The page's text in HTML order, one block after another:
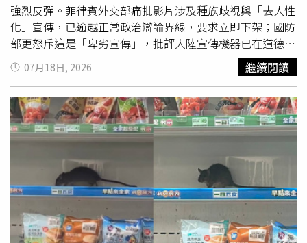
始終沒有起疑。基拉透露，傑米甚至曾在她不在場的情況
下，獨自抱著那具仿真娃娃前往父母家探望家人，車程約20
分鐘，當時現場所有人都相信那是真正的新生兒，沒有任何
人察覺異狀。她因此直言，如果真的有人最有機會發現真
相，「那應該就是傑米，而不是其他人」。隨著時間推移，
騙局開始出現裂痕。基拉表示，她最擔心的就是事情比預期
更早曝光。一次家族聚會返程途中，幾名年幼親戚便發現坐
在車上的「嬰兒」毫無反應，懷疑那根本是一具娃娃，下車
後立刻向大人提起。之後，越來越多家人開始察覺異常，因
為孩子從來沒有哭過、睜過眼，也沒有任何正常新生兒會有
的反應。就在眾人疑惑之際，基拉的母親進入她房間時，意
外發現那具藏放在房內的高擬真娃娃，整起事件因此曝光，
震驚所有親友。事件爆發後，基拉因承受排山倒海的批評與
網路攻擊，一度離開與母親同住的住所，暫時躲避外界視
線。她這次接受《The Sunday Mail》專訪時承認，利用娃
不過，徐莉玲當時仍堅稱自己只是轉載Google搜尋到的新
聞內容，「字字有出處」，因此並未立即刪除文章。然而，
事件持續發酵後，有網友追查徐莉玲引用內容的來源，發現
所謂「有出處」的資訊，疑似來自YouTube頻道「Pirulito
Felino」。該頻道今年4月才成立，訂閱數僅約千人，但大
量發布利用AI生成畫面搭配誇張標題的娛樂八卦影片，包括
「謝賢為張柏芝三胎正名」、「王菲當眾掌摑謝振軒」等未
經證實的內容，因此遭外界質疑屬於以流量為導向的內容農
場，資訊可信度備受質疑。由於徐莉玲疑似引用這類未經查
證的內容公開指控藝人，也引來不少網友批評，認為公眾人
物發言涉及他人名譽時，更應確認資訊真實性，而非直接引
用網路流傳影片或未經證實的消息。面對外界持續撻伐，徐
莉玲最終於23日下午悄悄刪除整篇爭議貼文，但相關討論仍
持續延燒。此外，事件也一度波及台玻股價，盤中跌幅曾超
強烈反彈。菲律賓外交部痛批影片涉及種族歧視與「去人性
化」宣傳，已逾越正常政治辯論界線，要求立即下架；國防
部更怒斥這是「卑劣宣傳」，批評大陸宣傳機器已在道德與
智力層面破產，雙方因南海爭議而持續升高的外交對立再添
火藥味。大陸官媒
以猴子影射菲律賓，並安排遭高壓
水砲噴射橋段，引發菲律賓政府怒批「卑劣宣傳」。綜合
《路透》、法新社及英國廣播公司（BBC）等外媒報導，這
支長約1分鐘的AI影片於7月10日發布在《中國日報》官方臉
書，時間點正值菲律賓紀念2016年南海仲裁裁決10週年，
因此引發外界高度關注。影片中，一隻身穿菲律賓傳統服飾
「巴隆衫」（Barong）的猴子，被兩隻印有美國及日本國
旗的巨大手臂推上船上的卡拉OK舞台，象徵菲律賓受美日
操控。猴子起初唱出有關菲律賓與日本5月底宣布啟動專屬
經濟區（EEZ）及大陸礁層海洋邊界談判的內容，隨即遭畫
07月18日, 2026 繼續閱讀